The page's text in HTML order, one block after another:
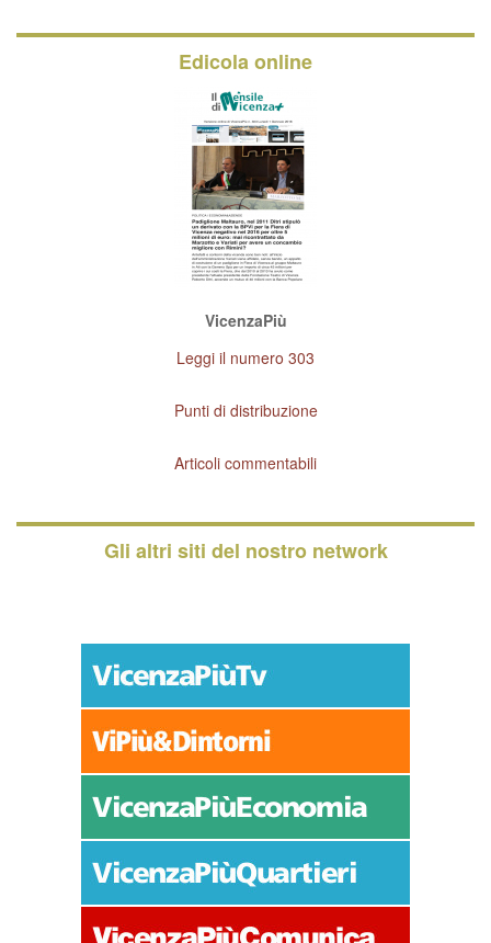
Edicola online
VicenzaPiù
Leggi il numero 303
Punti di distribuzione
Articoli commentabili
Gli altri siti del nostro network